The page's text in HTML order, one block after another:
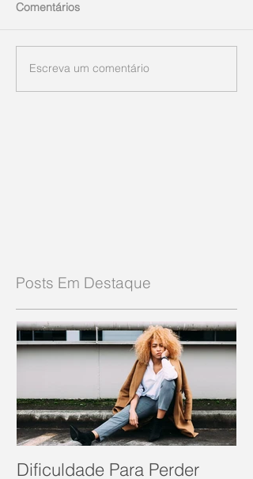
Comentários
Escreva um comentário
Posts Em Destaque
Dificuldade Para Perder